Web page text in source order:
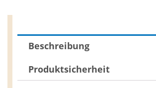
Beschreibung
Produktsicherheit